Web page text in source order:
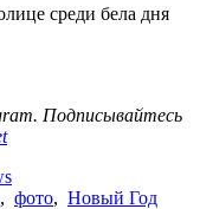
среди бела дня
Подписывайтесь
, фото, Новый Год